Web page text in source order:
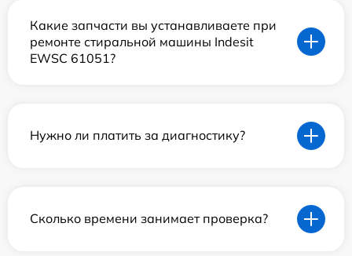
Какие запчасти вы устанавливаете при
ремонте стиральной машины Indesit
EWSC 61051?
Нужно ли платить за диагностику?
Сколько времени занимает проверка?